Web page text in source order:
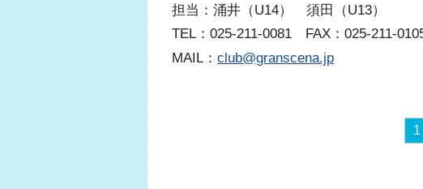
担当：涌井（U14） 須田（U13）
TEL：025-211-0081 FAX：025-211-
MAIL： club@granscena.jp
1